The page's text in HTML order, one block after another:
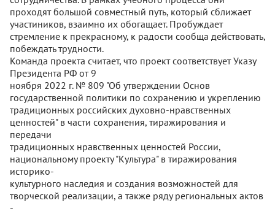
проходят большой совместный путь, который сближает
участиников, взаимно их обогащает. Пробуждает
стремление к прекрасному, к радости сообща действовать,
побеждать трудности.
Команда проекта считает, что проект соответствует Указу
Президента РФ от 9
ноября 2022 г. № 809 "Об утверждении Основ
государственной политики по сохранению и укреплению
традиционных российских духовно-нравственных
ценностей" в части сохранения, тиражирования и
передачи
традиционных нравственных ценностей России,
национальному проекту "Культура" в тиражирования
историко-
культурного наследия и создания возможностей для
творческой реализации, а также ряду региональных актов
-